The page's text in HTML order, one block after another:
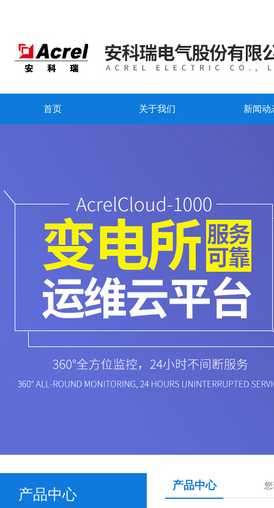
首页 关于我们 新闻动
产品中心
产品中心